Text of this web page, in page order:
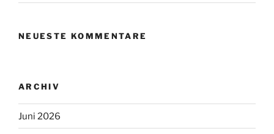
NEUESTE KOMMENTARE
ARCHIV
Juni 2026